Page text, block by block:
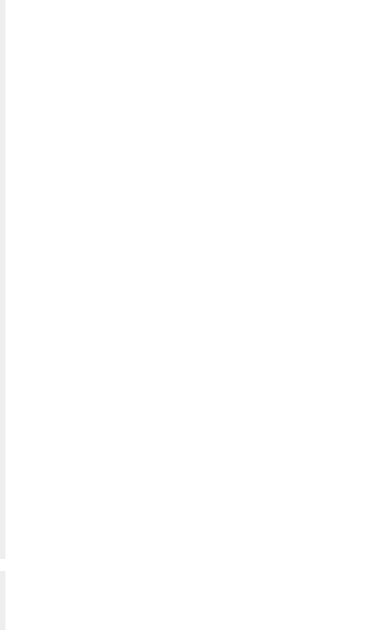
日イベントレポ！
ットロードOPEN！ #茉ひる
の買取してもらいました|Honda X-ADV
スメの鈴鹿ドライブへ！【後編】
AfricaTwin】試乗会in鈴鹿ツインサーキット
ベント！「HCM２＆４サーキットフェス」レポ
リングへついていった【三重〜長野•茶臼山高原経由】Honda CL500
ススメの鈴鹿ドライブへ！【前編】
ラーリングの変更など熟成を図り発売！
ルチェンジし発売！
CB1300 SUPER FOUR SP」「CB1300 SUPER BOL D’OR SP」に先進の電子制御デバイスを採用し発売！